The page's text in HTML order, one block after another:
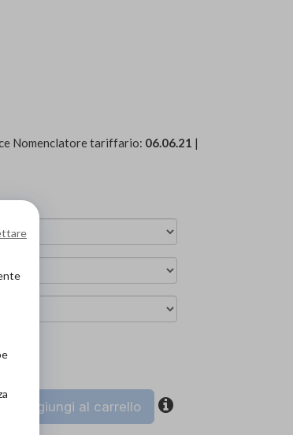
Nomenclatore tariffario: 06.06.21 |
Aggiungi al carrello